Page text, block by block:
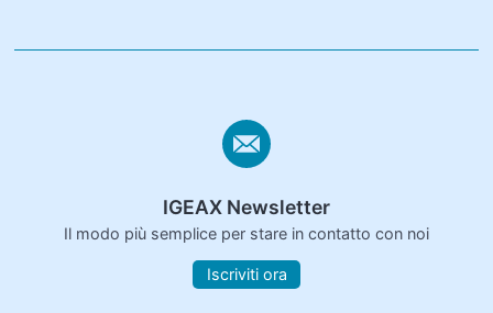
IGEAX Newsletter
Il modo più semplice per stare in contatto con noi
Iscriviti ora